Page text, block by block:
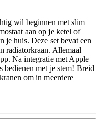
wil beginnen met slim
aan op je ketel of
je huis. Deze set bevat een
radiatorkraan. Allemaal
Na integratie met Apple
bedienen met je stem! Breid
om in meerdere